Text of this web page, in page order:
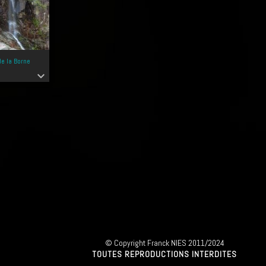
expand_more
la Borne
© Copyright Franck NIES 2011/2024
TOUTES REPRODUCTIONS INTERDITES